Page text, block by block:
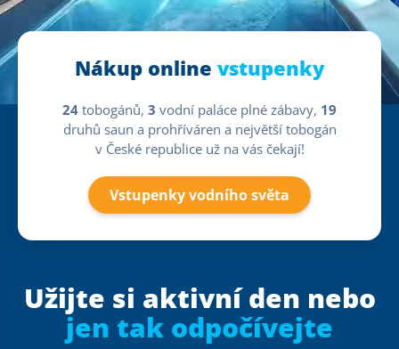
Nákup online vstupenky
24 tobogánů, 3 vodní paláce plné zábavy, 19
druhů saun a prohříváren a největší tobogán
v České republice už na vás čekají!
Vstupenky vodního světa
Užijte si aktivní den nebo
jen tak odpočívejte